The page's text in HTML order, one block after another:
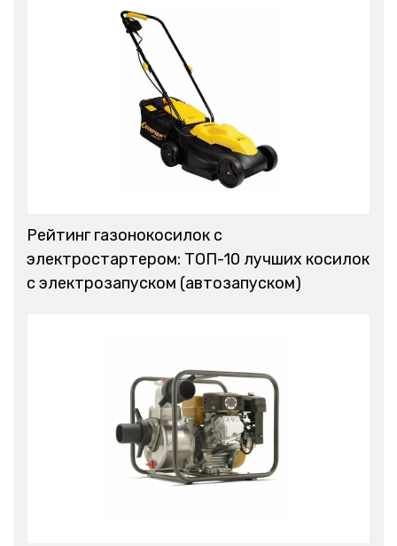
Рейтинг газонокосилок с
электростартером: ТОП-10 лучших косилок
с электрозапуском (автозапуском)